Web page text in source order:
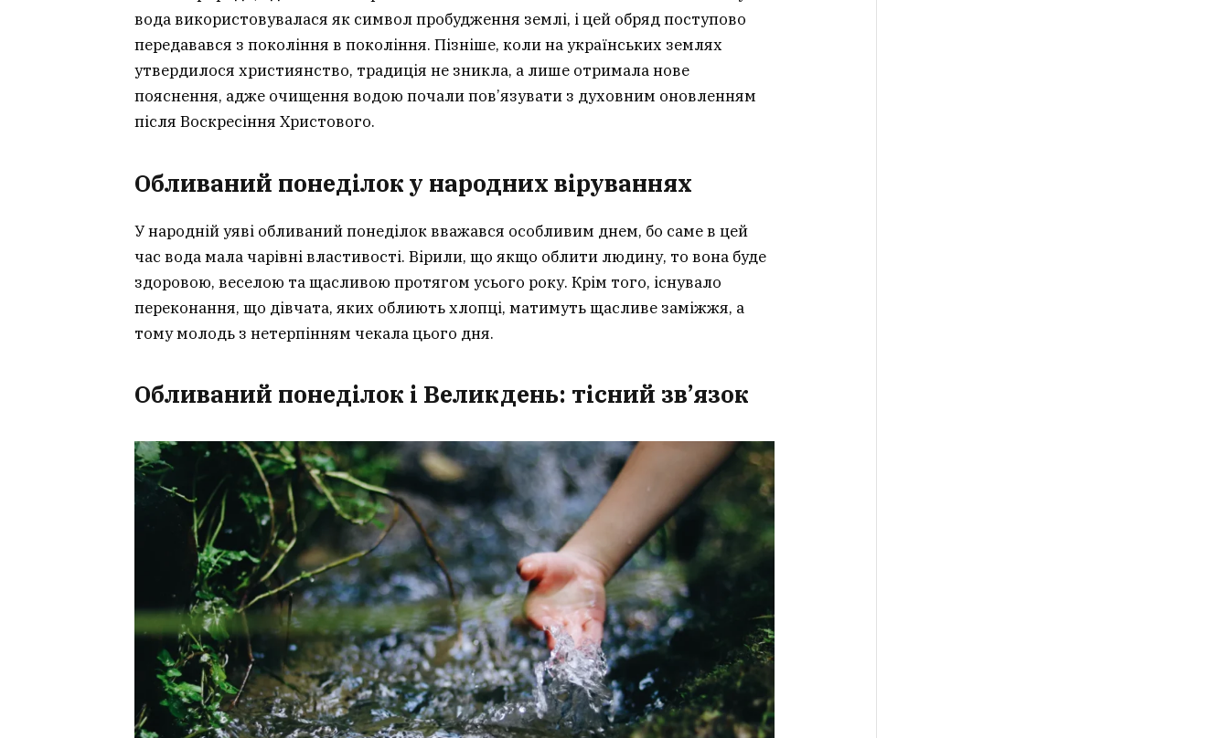
вода використовувалася як символ пробудження землі, і цей обряд поступово
передавався з покоління в покоління. Пізніше, коли на українських землях
утвердилося християнство, традиція не зникла, а лише отримала нове
пояснення, адже очищення водою почали пов’язувати з духовним оновленням
після Воскресіння Христового.
Обливаний понеділок у народних віруваннях
У народній уяві обливаний понеділок вважався особливим днем, бо саме в цей
час вода мала чарівні властивості. Вірили, що якщо облити людину, то вона буде
здоровою, веселою та щасливою протягом усього року. Крім того, існувало
переконання, що дівчата, яких облиють хлопці, матимуть щасливе заміжжя, а
тому молодь з нетерпінням чекала цього дня.
Обливаний понеділок і Великдень: тісний зв’язок